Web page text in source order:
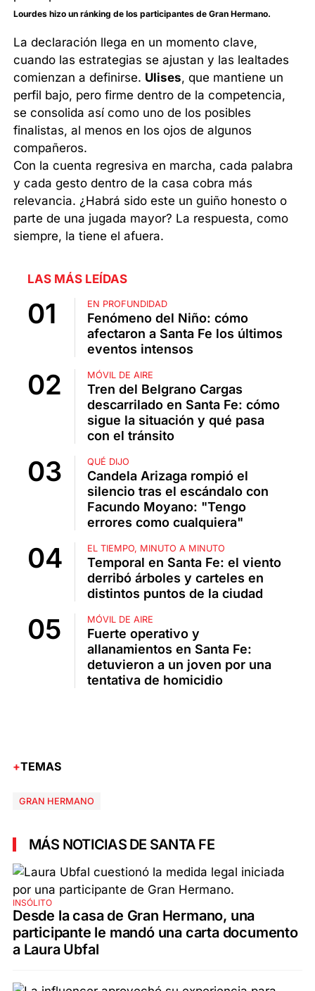
Lourdes hizo un ránking de los participantes de Gran Hermano.
La declaración llega en un momento clave,
cuando las estrategias se ajustan y las lealtades
comienzan a definirse. Ulises, que mantiene un
perfil bajo, pero firme dentro de la competencia,
se consolida así como uno de los posibles
finalistas, al menos en los ojos de algunos
compañeros.
Con la cuenta regresiva en marcha, cada palabra
y cada gesto dentro de la casa cobra más
relevancia. ¿Habrá sido este un guiño honesto o
parte de una jugada mayor? La respuesta, como
siempre, la tiene el afuera.
LAS MÁS LEÍDAS
EN PROFUNDIDAD
Fenómeno del Niño: cómo
afectaron a Santa Fe los últimos
eventos intensos
MÓVIL DE AIRE
Tren del Belgrano Cargas
descarrilado en Santa Fe: cómo
sigue la situación y qué pasa
con el tránsito
QUÉ DIJO
Candela Arizaga rompió el
silencio tras el escándalo con
Facundo Moyano: "Tengo
errores como cualquiera"
EL TIEMPO, MINUTO A MINUTO
Temporal en Santa Fe: el viento
derribó árboles y carteles en
distintos puntos de la ciudad
MÓVIL DE AIRE
Fuerte operativo y
allanamientos en Santa Fe:
detuvieron a un joven por una
tentativa de homicidio
TEMAS
GRAN HERMANO
MÁS NOTICIAS DE SANTA FE
INSÓLITO
Desde la casa de Gran Hermano, una
participante le mandó una carta documento
a Laura Ubfal